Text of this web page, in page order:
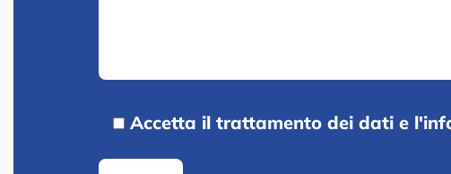
Accetta il trattamento dei dati e